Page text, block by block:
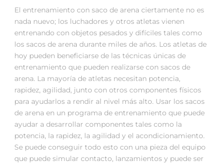
El entrenamiento con saco de arena ciertamente no es
nada nuevo; los luchadores y otros atletas vienen
entrenando con objetos pesados y difíciles tales como
los sacos de arena durante miles de años. Los atletas de
hoy pueden beneficiarse de las técnicas únicas de
entrenamiento que pueden realizarse con sacos de
arena. La mayoría de atletas necesitan potencia,
rapidez, agilidad, junto con otros componentes físicos
para ayudarlos a rendir al nivel más alto. Usar los sacos
de arena en un programa de entrenamiento que puede
ayudar a desarrollar componentes tales como la
potencia, la rapidez, la agilidad y el acondicionamiento.
Se puede conseguir todo esto con una pieza del equipo
que puede simular contacto, lanzamientos y puede ser